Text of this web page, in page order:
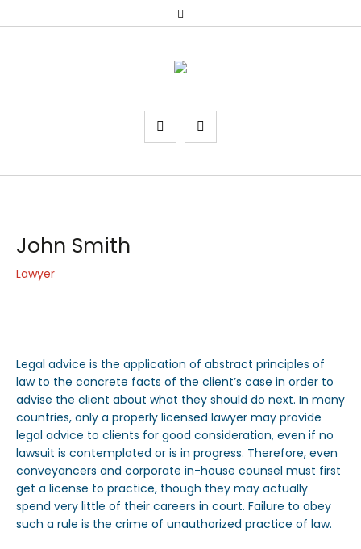
Sector Público
Servicios
Empresa Privada
Servicios
John Smith
Lawyer
Legal advice is the application of abstract principles of
law to the concrete facts of the client’s case in order to
advise the client about what they should do next. In many
countries, only a properly licensed lawyer may provide
legal advice to clients for good consideration, even if no
lawsuit is contemplated or is in progress. Therefore, even
conveyancers and corporate in-house counsel must first
get a license to practice, though they may actually
spend very little of their careers in court. Failure to obey
such a rule is the crime of unauthorized practice of law.